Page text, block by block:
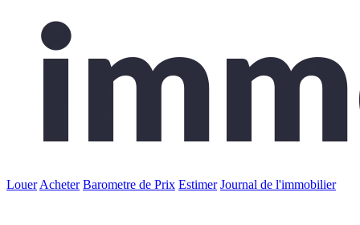
Louer Acheter Barometre de Prix Estimer Journal de l'immobilier